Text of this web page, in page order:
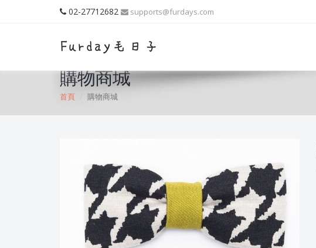
02-27712682 supports@furdays.com
購物商城
首頁 購物商城